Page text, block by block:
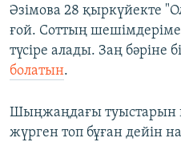
Әзімова 28 қыркүйекте
ғой. Соттың
түсіре алады. Заң бәріне
болатын.
Шыңжаңдағы туыстарын
жүрген топ бұған дейін